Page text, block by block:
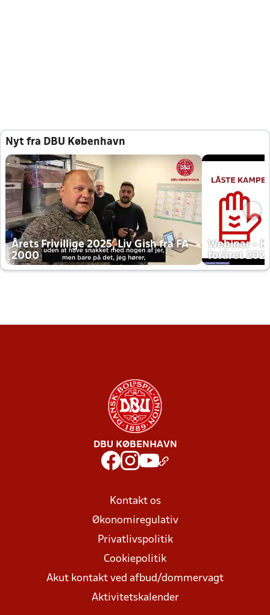
Nyt fra DBU København
Årets Frivillige 2025, Liv Gish fra FA
2000
Webinar -
foråret
DBU KØBENHAVN
Kontakt os
Økonomiregulativ
Privatlivspolitik
Cookiepolitik
Akut kontakt ved afbud/dommervagt
Aktivitetskalender